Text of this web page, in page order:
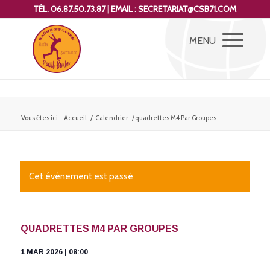
TÉL. 06.87.50.73.87 | EMAIL : SECRETARIAT@CSB71.COM
Vous êtes ici : Accueil / Calendrier /quadrettes M4 Par Groupes
Cet évènement est passé
QUADRETTES M4 PAR GROUPES
1 MAR 2026 | 08:00